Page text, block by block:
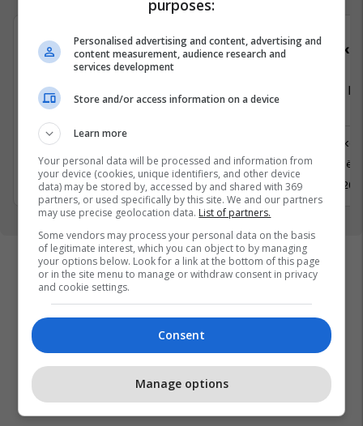
Elkos Group
Vozitës - Kategoria C, Punëtor në
Depo
Logjistikë
Ferizaj
18 Maj 2026
Vozitës -
Logjistikë
Prishtinë
18 Maj
purposes:
Personalised advertising and content, advertising and
content measurement, audience research and
services development
Store and/or access information on a device
Learn more
Your personal data will be processed and information from
your device (cookies, unique identifiers, and other device
data) may be stored by, accessed by and shared with 369
partners, or used specifically by this site. We and our partners
may use precise geolocation data. List of partners.
Some vendors may process your personal data on the basis
of legitimate interest, which you can object to by managing
your options below. Look for a link at the bottom of this page
or in the site menu to manage or withdraw consent in privacy
and cookie settings.
Consent
Manage options